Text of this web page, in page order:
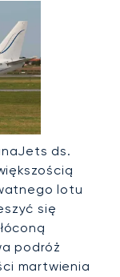
ds.
lotu
się
podróż
martwienia